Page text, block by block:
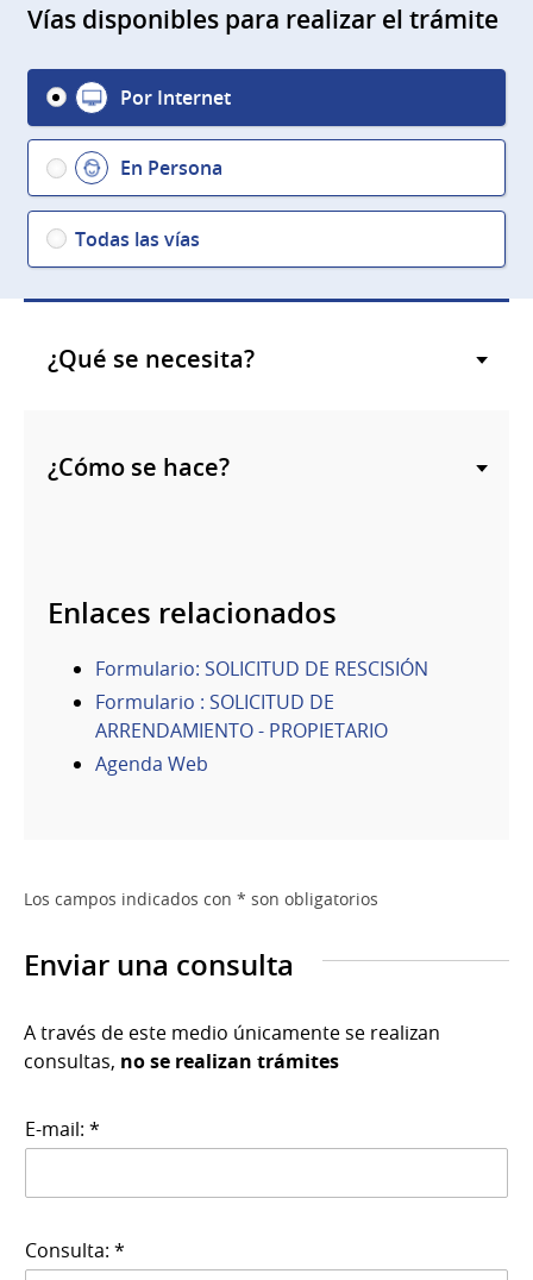
Vías disponibles para realizar el trámite
Por Internet
En Persona
Todas las vías
¿Qué se necesita?
¿Cómo se hace?
Enlaces relacionados
Formulario: SOLICITUD DE RESCISIÓN
Formulario : SOLICITUD DE
ARRENDAMIENTO - PROPIETARIO
Agenda Web
Los campos indicados con * son obligatorios
Enviar una consulta
A través de este medio únicamente se realizan
consultas, no se realizan trámites
E-mail: *
Consulta: *